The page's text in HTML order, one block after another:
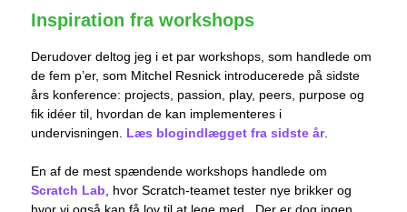
Inspiration fra workshops
Derudover deltog jeg i et par workshops, som handlede om
de fem p’er, som Mitchel Resnick introducerede på sidste
års konference: projects, passion, play, peers, purpose og
fik idéer til, hvordan de kan implementeres i
undervisningen. Læs blogindlægget fra sidste år.
En af de mest spændende workshops handlede om
Scratch Lab, hvor Scratch-teamet tester nye brikker og